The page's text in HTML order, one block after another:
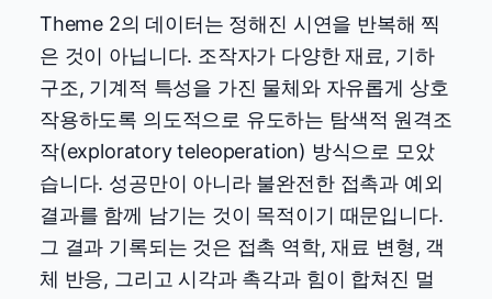
Theme 2의 데이터는 정해진 시연을 반복해 찍
은 것이 아닙니다. 조작자가 다양한 재료, 기하
구조, 기계적 특성을 가진 물체와 자유롭게 상호
작용하도록 의도적으로 유도하는 탐색적 원격조
작(exploratory teleoperation) 방식으로 모았
습니다. 성공만이 아니라 불완전한 접촉과 예외
결과를 함께 남기는 것이 목적이기 때문입니다.
그 결과 기록되는 것은 접촉 역학, 재료 변형, 객
체 반응, 그리고 시각과 촉각과 힘이 합쳐진 멀